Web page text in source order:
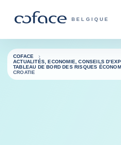
COFACE,
BELGIQUE
Retour à la page d'accueil
COFACE
ACTUALITÉS, ECONOMIE, CONSEILS
TABLEAU DE BORD DES RISQUES
CROATIE